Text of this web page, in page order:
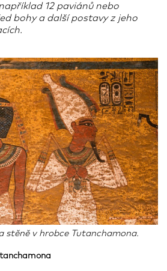
12 paviánů nebo
bohy a další postavy z jeho
stěně v hrobce Tutanchamona.